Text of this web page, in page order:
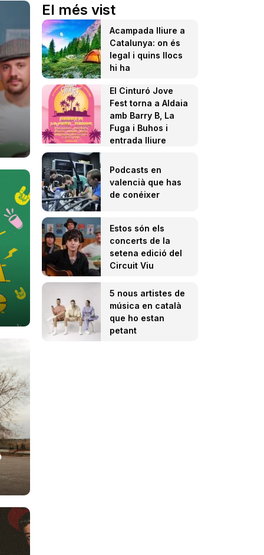
El més vist
Acampada lliure a
Catalunya: on és
legal i quins llocs
hi ha
El Cinturó Jove
Fest torna a Aldaia
amb Barry B, La
Fuga i Buhos i
entrada lliure
Podcasts en
valencià que has
de conéixer
Estos són els
concerts de la
setena edició del
Circuit Viu
5 nous artistes de
música en català
que ho estan
petant